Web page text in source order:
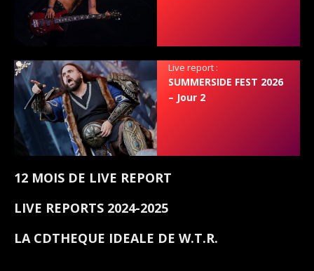
Live report :
SUMMERSIDE FEST 2026
– Jour 2
12 MOIS DE LIVE REPORT
LIVE REPORTS 2024-2025
LA CDTHEQUE IDEALE DE W.T.R.